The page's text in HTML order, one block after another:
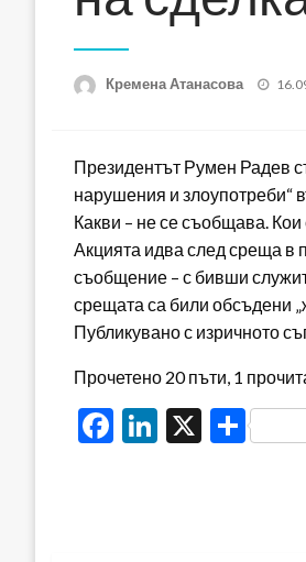
Кремена Атанасова
Президентът Румен Радев
нарушения и злоупотреби“
Какви – не се съобщава.
Акцията идва след среща в
съобщение – с бивши
срещата са били обсъдени
Публикувано с изричното
Прочетено 20 пъти, 1
Facebook
LinkedIn
X